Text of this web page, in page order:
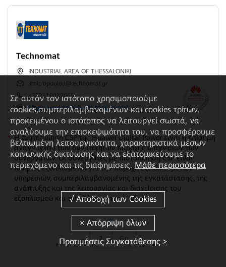
Technomat
INDUSTRIAL AREA OF THESSALONIKI
kmitropoulou@technomat.gr
+302316037065
https://www.technomat-shop.com/el
*
Η πιστοποίηση CSP της Huawei Digital Power είναι η επίσημη
αναγνώριση των δυνατοτήτων παροχής υπηρεσιών των
συνεργατών. Οι συνεργάτες με πιστοποίηση CSP είναι
πλήρως εξοπλισμένοι για την παροχή εξειδικευμένων
υπηρεσιών, συμπεριλαμβανομένης της εγκατάστασης, της
ανάπτυξης και της λειτουργίας και διαχείρισης του
εξοπλισμού και των λύσεων της Huawei.
1
Go
Σε αυτόν τον ιστότοπο χρησιμοποιούμε
cookies,συμπεριλαμβανομένων και cookies τρίτων,
προκειμένου ο ιστότοπος να λειτουργεί σωστά, να
αναλύουμε την επισκεψιμότητα του, να προσφέρουμε
βελτιωμένη λειτουργικότητα, χαρακτηριστικά μέσων
κοινωνικής δικτύωσης και να εξατομικεύουμε το
περιεχόμενο και τις διαφημίσεις.Μάθε περισσότερα
Προτιμήσεις Συγκατάθεσης >